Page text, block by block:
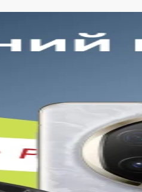
прямо в карточке
по . Курьерская служба
сроки.
без переплат!
выгодные
на адекватную
часть заказа
на нашей платформе: